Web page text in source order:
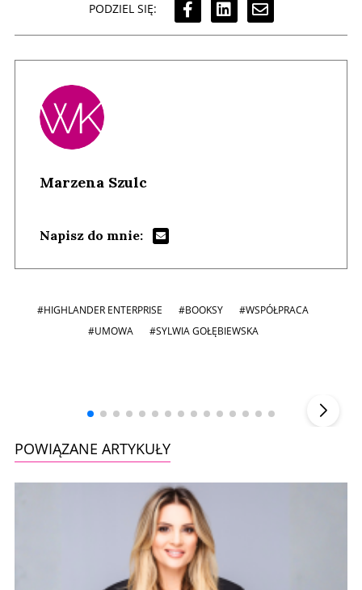
PODZIEL SIĘ:
Marzena Szulc
Napisz do mnie:
#HIGHLANDER ENTERPRISE #BOOKSY
#WSPÓŁPRACA
#UMOWA
#SYLWIA GOŁĘBIEWSKA
POWIĄZANE ARTYKUŁY